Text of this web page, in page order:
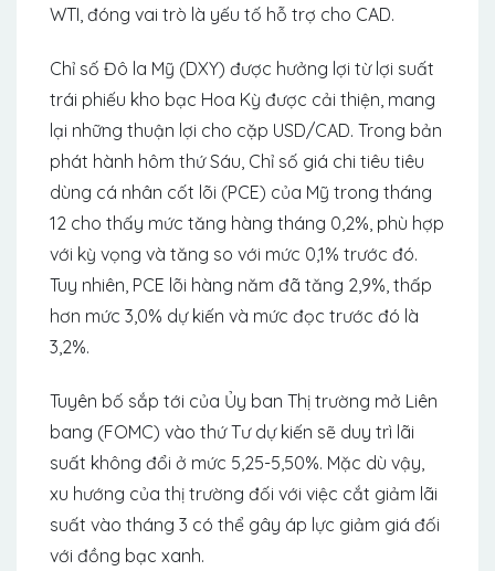
WTI, đóng vai trò là yếu tố hỗ trợ cho CAD.
Chỉ số Đô la Mỹ (DXY) được hưởng lợi từ lợi suất
trái phiếu kho bạc Hoa Kỳ được cải thiện, mang
lại những thuận lợi cho cặp USD/CAD. Trong bản
phát hành hôm thứ Sáu, Chỉ số giá chi tiêu tiêu
dùng cá nhân cốt lõi (PCE) của Mỹ trong tháng
12 cho thấy mức tăng hàng tháng 0,2%, phù hợp
với kỳ vọng và tăng so với mức 0,1% trước đó.
Tuy nhiên, PCE lõi hàng năm đã tăng 2,9%, thấp
hơn mức 3,0% dự kiến ​​​​và mức đọc trước đó là
3,2%.
Tuyên bố sắp tới của Ủy ban Thị trường mở Liên
bang (FOMC) vào thứ Tư dự kiến ​​sẽ duy trì lãi
suất không đổi ở mức 5,25-5,50%. Mặc dù vậy,
xu hướng của thị trường đối với việc cắt giảm lãi
suất vào tháng 3 có thể gây áp lực giảm giá đối
với đồng bạc xanh.